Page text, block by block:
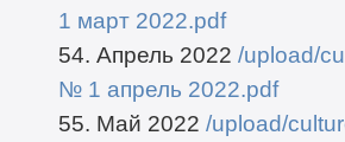
1 март 2022.pdf
54. Апрель 2022 /upload/
№ 1 апрель 2022.pdf
55. Май 2022 /upload/